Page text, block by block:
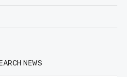
NEWS